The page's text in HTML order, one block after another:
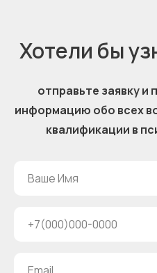
Хотели бы
отправьте заявку
информацию обо всех
квалификации в